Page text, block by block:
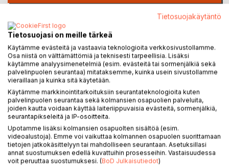
Lisää muistilistalle
Arvostele tuote
KUVAUS
Mitä on ystävyys ja kuinka paljon sen varaan on mahdollista
laskea? Kuinka paljon on mahdollista lopulta tietää toisesta
ihmisestä?
Tietosuojakäytäntö
Tietosuojasi on meille tärkeä
Käytämme evästeitä ja vastaavia teknologioita verkkosivustollamme.
Osa niistä on välttämättömiä ja teknisesti tarpeellisia. Lisäksi
käytämme analyysimenetelmiä (esim. evästeitä tai sormenjälkiä sekä
palvelinpuolen seurantaa) mitataksemme, kuinka usein sivustollamme
vieraillaan ja kuinka sitä käytetään.
Käytämme markkinointitarkoituksiin seurantateknologioita kuten
palvelinpuolen seurantaa sekä kolmansien osapuolien palveluita,
joiden kautta voidaan käyttää laiteriippuvaisia evästeitä, sormenjälkiä,
seurantapikseleitä ja IP-osoitteita.
Upotamme lisäksi kolmansien osapuolten sisältöä (esim.
videoalustoja). Emme voi vaikuttaa kolmannen osapuolen suorittamaan
tietojen jatkokäsittelyyn tai mahdolliseen seurantaan. Asetuksillasi
annat suostumuksen edellä kuvattuihin prosesseihin. Vastaisuudessa
voit peruuttaa suostumuksesi. (BoD Julkaisutiedot)